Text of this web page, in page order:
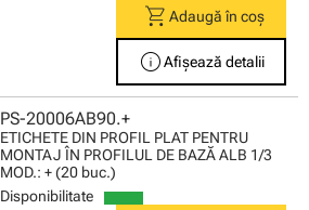
shopping_cartAdaugă în coș
infoAfișează detalii
PS-20006AB90.+
ETICHETE DIN PROFIL PLAT PENTRU
MONTAJ ÎN PROFILUL DE BAZĂ ALB 1/3
MOD.: + (20 buc.)
Disponibilitate